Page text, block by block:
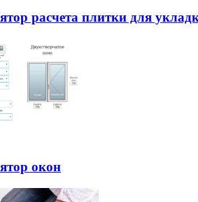
расчета плитки для
окон